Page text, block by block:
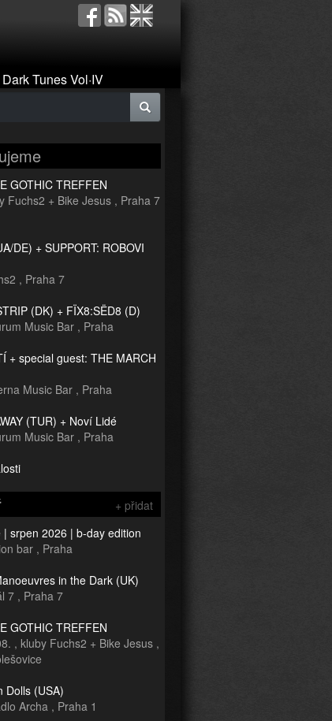
Dark Tunes Vol·IV
GOTHIC TREFFEN
Fuchs2 + Bike Jesus , Praha 7
DE) + SUPPORT: ROBOVI
, Praha 7
(DK) + FÏX8:SËD8 (D)
Music Bar , Praha
+ special guest: THE MARCH
Music Bar , Praha
(TUR) + Noví Lidé
Music Bar , Praha
+ přidat
| srpen 2026 | b-day edition
bar , Praha
in the Dark (UK)
7 , Praha 7
GOTHIC TREFFEN
, kluby Fuchs2 + Bike Jesus ,
Dolls (USA)
Archa , Praha 1